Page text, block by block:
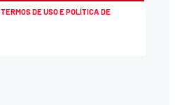
TERMOS DE USO E POLÍTICA DE